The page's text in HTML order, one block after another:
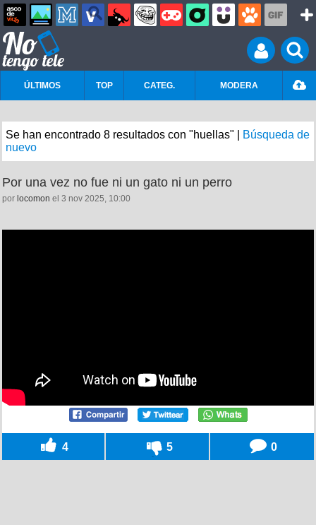
ÚLTIMOS TOP CATEG. MODERA
Se han encontrado 8 resultados con "huellas" |
Búsqueda de
nuevo
Por una vez no fue ni un gato ni un perro
por locomon el 3 nov 2025, 10:00
4 5 0